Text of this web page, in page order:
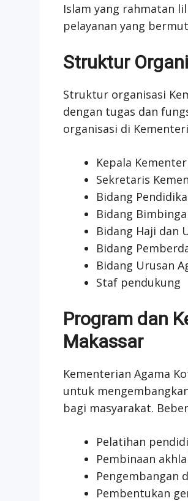
Islam yang rahmatan
pelayanan yang
Struktur
Struktur organisasi
dengan tugas dan
organisasi di
Kepala
Sekretaris
Bidang
Bidang
Bidang Haji dan
Bidang
Bidang Urusan
Staf pendukung
Program dan
Makassar
Kementerian Agama
untuk
bagi masyarakat.
Pelatihan
Pembinaan
Pengembangan
Pembentukan